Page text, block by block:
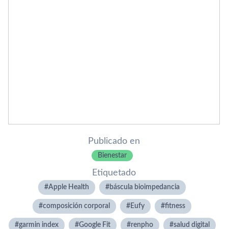
Publicado en
Bienestar
Etiquetado
Apple Health báscula bioimpedancia
composición corporal Eufy fitness
garmin index Google Fit renpho salud digital